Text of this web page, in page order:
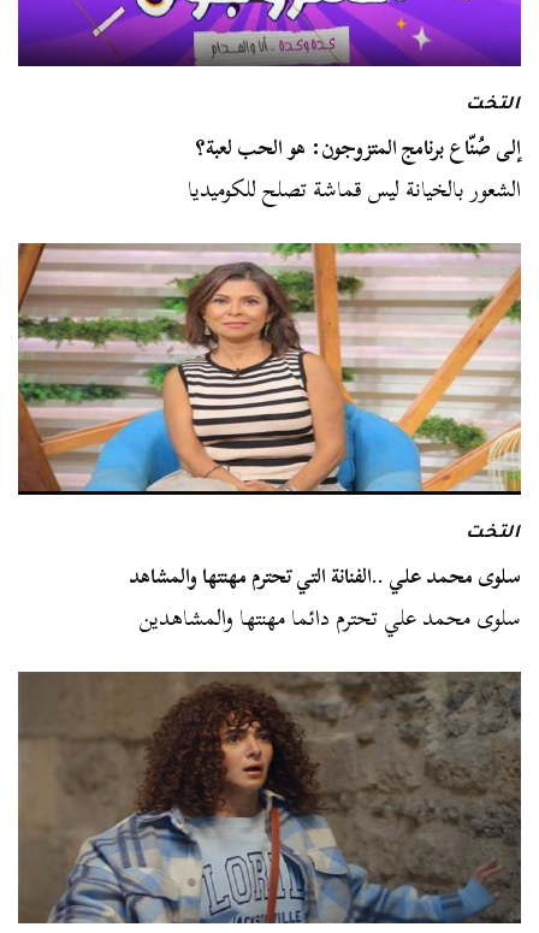
التخت
إلى صُنّاع برنامج المتزوجون: هو الحب لعبة؟
الشعور بالخيانة ليس قماشة تصلح للكوميديا
التخت
سلوى محمد علي ..الفنانة التي تحترم مهنتها والمشاهد
سلوى محمد علي تحترم دائما مهنتها والمشاهدين